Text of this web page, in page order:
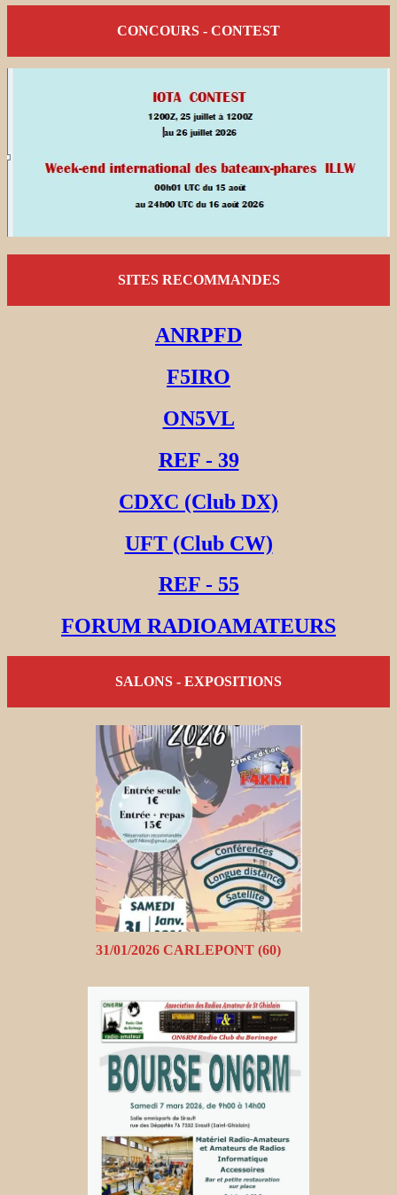
CONCOURS - CONTEST
SITES RECOMMANDES
ANRPFD
F5IRO
ON5VL
REF - 39
CDXC (Club DX)
UFT (Club CW)
REF - 55
FORUM RADIOAMATEURS
SALONS - EXPOSITIONS
31/01/2026 CARLEPONT (60)